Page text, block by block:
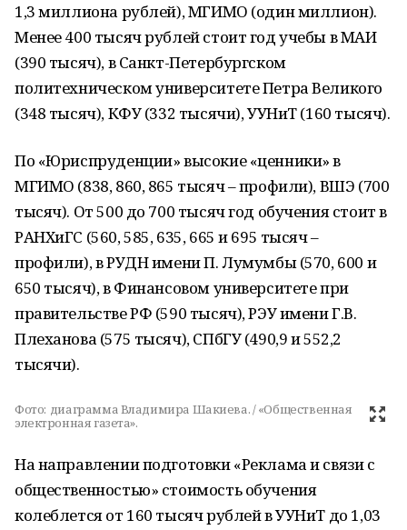
1,3 миллиона рублей), МГИМО (один миллион).
Менее 400 тысяч рублей стоит год учебы в МАИ
(390 тысяч), в Санкт-Петербургском
политехническом университете Петра Великого
(348 тысяч), КФУ (332 тысячи), УУНиТ (160 тысяч).
По «Юриспруденции» высокие «ценники» в
МГИМО (838, 860, 865 тысяч – профили), ВШЭ (700
тысяч). От 500 до 700 тысяч год обучения стоит в
РАНХиГС (560, 585, 635, 665 и 695 тысяч –
профили), в РУДН имени П. Лумумбы (570, 600 и
650 тысяч), в Финансовом университете при
правительстве РФ (590 тысяч), РЭУ имени Г.В.
Плеханова (575 тысяч), СПбГУ (490,9 и 552,2
тысячи).
Фото: диаграмма Владимира Шакиева. / «Общественная
электронная газета».
На направлении подготовки «Реклама и связи с
общественностью» стоимость обучения
колеблется от 160 тысяч рублей в УУНиТ до 1,03